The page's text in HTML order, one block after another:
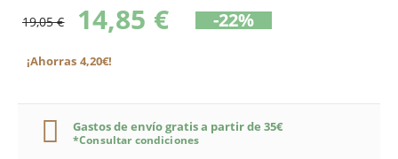
19,05 € 14,85 € -22%
¡Ahorras 4,20€!
Gastos de envío gratis a partir de 35€
*Consultar condiciones